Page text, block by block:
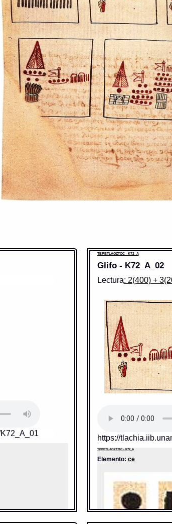
TEPETLAOZTOC - K72_A
Glifo - K72_A_02
Lectura: 2(400) +
https://
TEPETLAOZTOC - K72_A
Elemento: ce